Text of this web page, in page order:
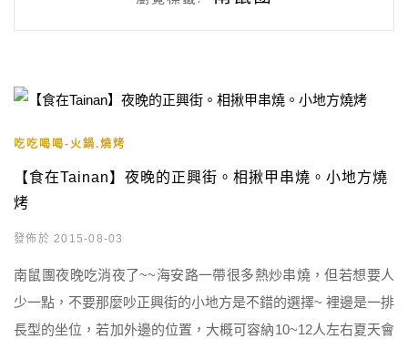
吃吃喝喝-火鍋.燒烤
【食在Tainan】夜晚的正興街。相揪甲串燒。小地方燒
烤
發佈於 2015-08-03
南鼠團夜晚吃消夜了~~海安路一帶很多熱炒串燒，但若想要人
少一點，不要那麼吵正興街的小地方是不錯的選擇~ 裡邊是一排
長型的坐位，若加外邊的位置，大概可容納10~12人左右夏天會